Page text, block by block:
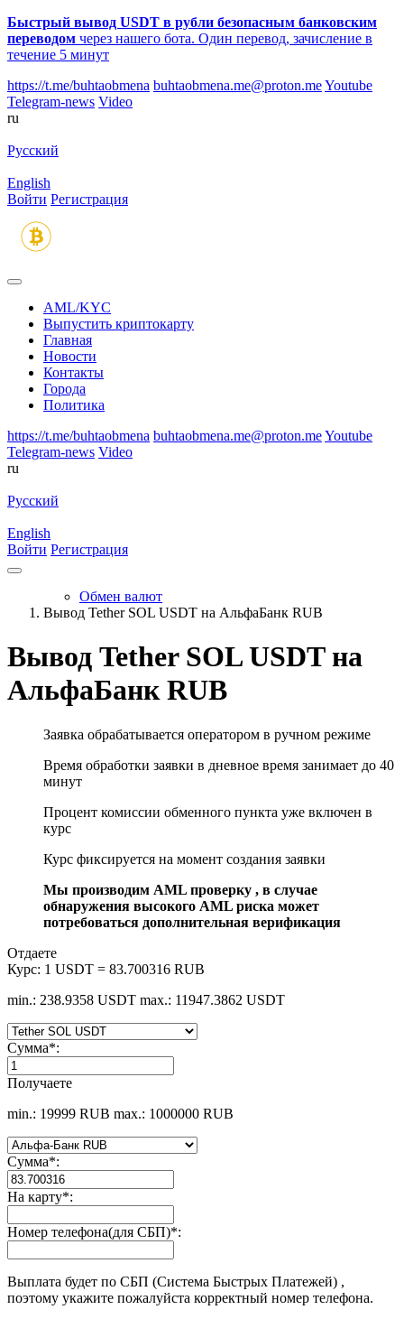
Быстрый вывод USDT в рубли безопасным банковским
переводом через нашего бота. Один перевод, зачисление в
течение 5 минут
https://t.me/buhtaobmena buhtaobmena.me@proton.meYoutube
Telegram-news Video
ru
Русский
English
Войти Регистрация
AML/KYC
Выпустить криптокарту
Главная
Новости
Контакты
Города
Политика
https://t.me/buhtaobmena buhtaobmena.me@proton.meYoutube
Telegram-news Video
ru
Русский
English
Войти Регистрация
Обмен валют
Вывод Tether SOL USDT на АльфаБанк RUB
Вывод Tether SOL USDT на
АльфаБанк RUB
Заявка обрабатывается оператором в ручном режиме
Время обработки заявки в дневное время занимает до 40
минут
Процент комиссии обменного пункта уже включен в
курс
Курс фиксируется на момент создания заявки
Мы производим AML проверку , в случае
обнаружения высокого AML риска может
потребоваться дополнительная верификация
Отдаете
Курс: 1 USDT = 83.700316 RUB
min.: 238.9358 USDT max.: 11947.3862 USDT
Сумма*:
Получаете
min.: 19999 RUB max.: 1000000 RUB
Сумма*:
На карту*:
Номер телефона(для СБП)*:
Выплата будет по СБП (Система Быстрых Платежей) ,
поэтому укажите пожалуйста корректный номер телефона.